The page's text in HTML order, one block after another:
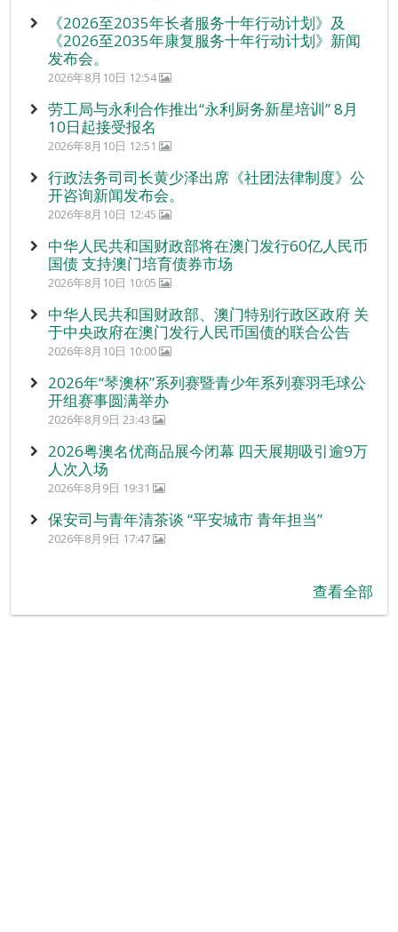
《2026至2035年长者服务十年行动计划》及
《2026至2035年康复服务十年行动计划》新闻
发布会。
2026年8月10日 12:54
劳工局与永利合作推出“永利厨务新星培训” 8月
10日起接受报名
2026年8月10日 12:51
行政法务司司长黄少泽出席《社团法律制度》公
开咨询新闻发布会。
2026年8月10日 12:45
中华人民共和国财政部将在澳门发行60亿人民币
国债 支持澳门培育债券市场
2026年8月10日 10:05
中华人民共和国财政部、澳门特别行政区政府 关
于中央政府在澳门发行人民币国债的联合公告
2026年8月10日 10:00
2026年“琴澳杯”系列赛暨青少年系列赛羽毛球公
开组赛事圆满举办
2026年8月9日 23:43
2026粤澳名优商品展今闭幕 四天展期吸引逾9万
人次入场
2026年8月9日 19:31
保安司与青年清茶谈 “平安城市 青年担当”
2026年8月9日 17:47
查看全部